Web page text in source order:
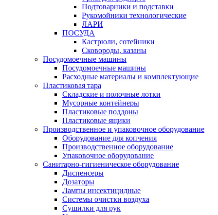
Подтоварники и подставки
Рукомойники технологические
ЛАРИ
ПОСУДА
Кастрюли, сотейники
Сковороды, казаны
Посудомоечные машины
Посудомоечные машины
Расходные материалы и комплектующие
Пластиковая тара
Складские и полочные лотки
Мусорные контейнеры
Пластиковые поддоны
Пластиковые ящики
Производственное и упаковочное оборудование
Оборудование для копчения
Производственное оборудование
Упаковочное оборудование
Санитарно-гигиеническое оборудование
Диспенсеры
Дозаторы
Лампы инсектицидные
Системы очистки воздуха
Сушилки для рук